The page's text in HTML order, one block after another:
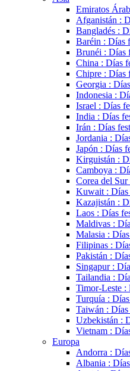
Emiratos
Afganistán :
Bangladés :
Baréin : Días
Brunéi : Días
China : Días
Chipre : Días
Georgia :
Indonesia :
Israel : Días
India : Días
Irán : Días
Jordania :
Japón : Días
Kirguistán :
Camboya :
Corea del
Kuwait : Días
Kazajistán :
Laos : Días
Maldivas :
Malasia :
Filipinas :
Pakistán :
Singapur :
Tailandia :
Timor-Leste :
Turquía :
Taiwán : Días
Uzbekistán :
Vietnam :
Europa
Andorra :
Albania :